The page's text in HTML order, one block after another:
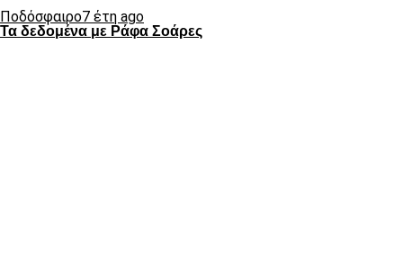
Ποδόσφαιρο7 έτη ago
Τα δεδομένα με Ράφα Σοάρες